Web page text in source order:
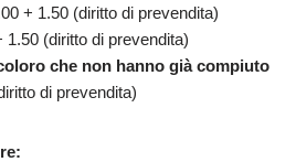
+ 1.50 (diritto di prevendita)
1.50 (diritto di prevendita)
che non hanno già compiuto
di prevendita)
: